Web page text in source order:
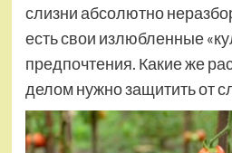
слизни абсолютно
есть свои излюбленные
предпочтения. Какие же
делом нужно защитить от